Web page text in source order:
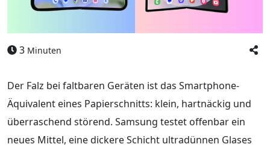
3 Minuten
Der Falz bei faltbaren Geräten ist das Smartphone-
Äquivalent eines Papierschnitts: klein, hartnäckig und
überraschend störend. Samsung testet offenbar ein
neues Mittel, eine dickere Schicht ultradünnen Glases